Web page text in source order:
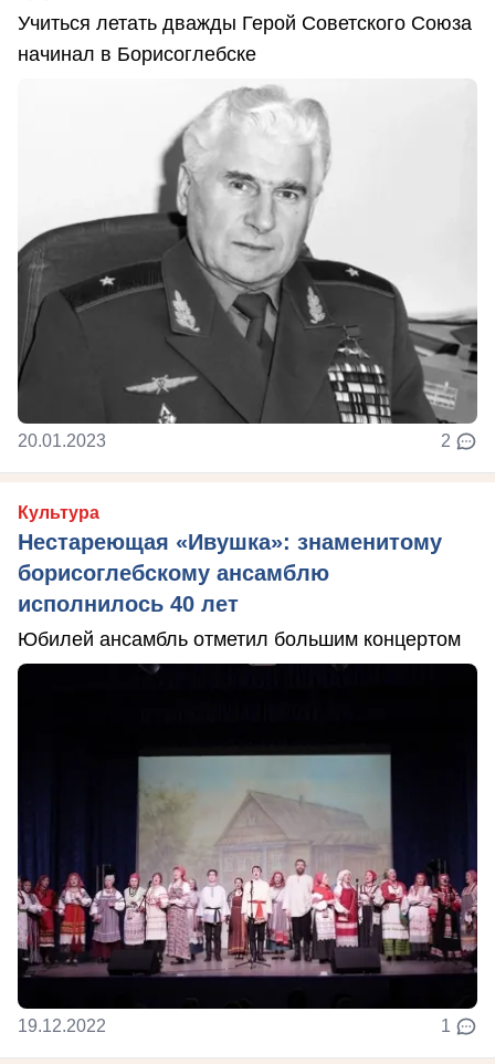
Учиться летать дважды Герой Советского Союза
начинал в Борисоглебске
20.01.2023 2
Культура
Нестареющая «Ивушка»: знаменитому
борисоглебскому ансамблю
исполнилось 40 лет
Юбилей ансамбль отметил большим концертом
19.12.2022 1